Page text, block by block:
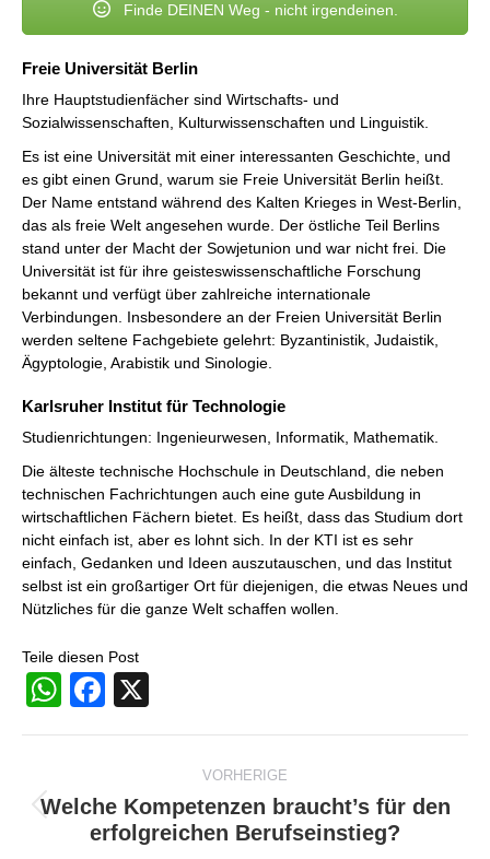
Finde DEINEN Weg - nicht irgendeinen.
Freie Universität Berlin
Ihre Hauptstudienfächer sind Wirtschafts- und
Sozialwissenschaften, Kulturwissenschaften und Linguistik.
Es ist eine Universität mit einer interessanten Geschichte, und
es gibt einen Grund, warum sie Freie Universität Berlin heißt.
Der Name entstand während des Kalten Krieges in West-Berlin,
das als freie Welt angesehen wurde. Der östliche Teil Berlins
stand unter der Macht der Sowjetunion und war nicht frei. Die
Universität ist für ihre geisteswissenschaftliche Forschung
bekannt und verfügt über zahlreiche internationale
Verbindungen. Insbesondere an der Freien Universität Berlin
werden seltene Fachgebiete gelehrt: Byzantinistik, Judaistik,
Ägyptologie, Arabistik und Sinologie.
Karlsruher Institut für Technologie
Studienrichtungen: Ingenieurwesen, Informatik, Mathematik.
Die älteste technische Hochschule in Deutschland, die neben
technischen Fachrichtungen auch eine gute Ausbildung in
wirtschaftlichen Fächern bietet. Es heißt, dass das Studium dort
nicht einfach ist, aber es lohnt sich. In der KTI ist es sehr
einfach, Gedanken und Ideen auszutauschen, und das Institut
selbst ist ein großartiger Ort für diejenigen, die etwas Neues und
Nützliches für die ganze Welt schaffen wollen.
Teile diesen Post
WhatsApp
Facebook
VORHERIGE
Vorheriger
Welche Kompetenzen braucht’s für den
erfolgreichen Berufseinstieg?